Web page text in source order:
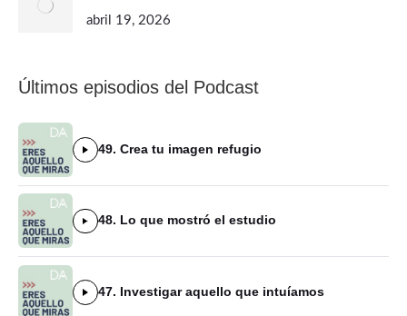
abril 19, 2026
Últimos episodios del Podcast
49. Crea tu imagen refugio
48. Lo que mostró el estudio
47. Investigar aquello que intuíamos